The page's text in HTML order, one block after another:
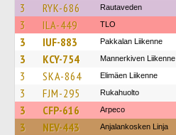
3 RYK-686 Rautaveden
3 ILA-449 TLO
3 IUF-883 Pakkalan Liikenne
3 KCY-754 Mannerkiven Liikenne
3 SKA-864 Elimäen Liikenne
3 FJM-295 Rukahuolto
3 CFP-616 Arpeco
3 NEV-443 Anjalankosken Linja